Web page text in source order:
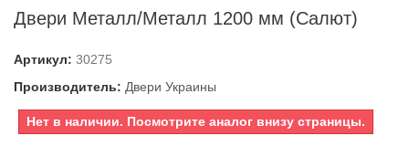
Двери Металл/Металл 1200 мм (Салют)
Артикул: 30275
Производитель: Двери Украины
Нет в наличии. Посмотрите аналог внизу страницы.